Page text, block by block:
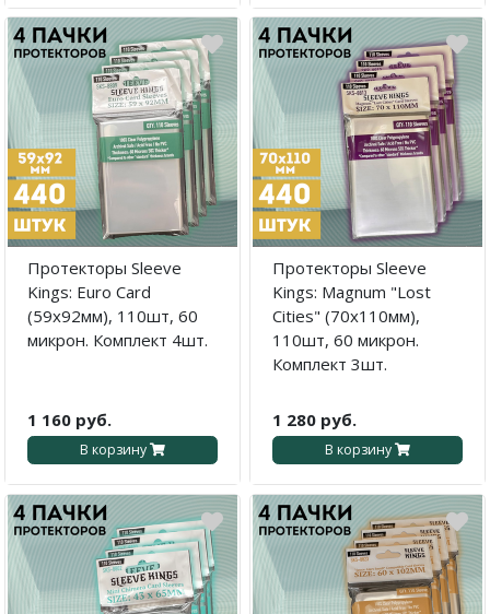
Протекторы Sleeve
Kings: Euro Card
(59x92мм), 110шт, 60
микрон. Комплект 4шт.
1 160 руб.
В корзину
Протекторы Sleeve
Kings: Magnum "Lost
Cities" (70x110мм),
110шт, 60 микрон.
Комплект 3шт.
1 280 руб.
В корзину